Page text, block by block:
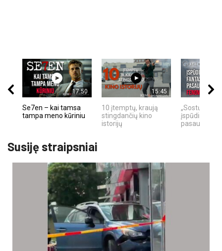
17:50
Se7en – kai tamsa
tampa meno kūriniu
15:45
10 įtemptų, kraują
stingdančių kino
istorijų
„Sostų
įspūdingas
pasaulio
Susiję straipsniai